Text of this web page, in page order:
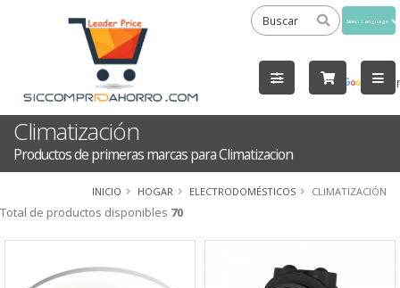
by
Climatización
Productos de primeras marcas para Climatizacion
INICIO HOGAR ELECTRODOMÉSTICOS CLIMATIZACIÓN
Total de productos disponibles 70